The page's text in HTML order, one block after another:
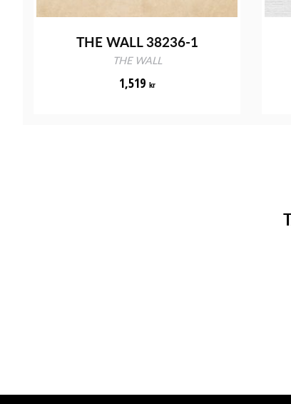
THE WALL 38236-1
THE WALL
1,519 kr